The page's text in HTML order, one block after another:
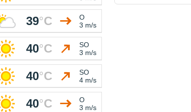
39°C
O
3 m/s
40°C
SO
3 m/s
40°C
SO
4 m/s
40°C
O
3 m/s